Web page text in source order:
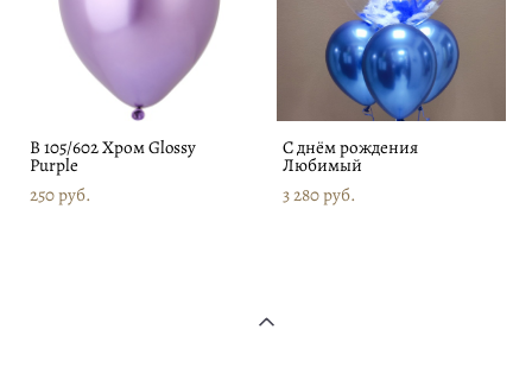
В 105/602 Хром Glossy
Purple
250 pуб.
С днём рождения
Любимый
3 280 pуб.